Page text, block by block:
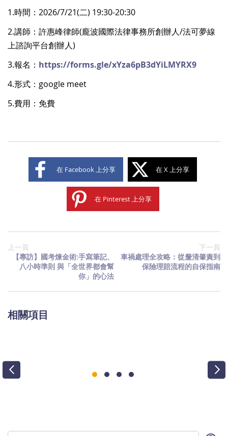
1.時間：2026/7/21(二) 19:30-20:30
2.講師：許惠峰律師(龐波國際法律事務所創辦人/法可夢線
上諮詢平台創辦人)
3.報名： https://forms.gle/xYza6pB3dYiLMYRX9
4.形式：google meet
5.費用：免費
在 Facebook 上分享 在 X 上分享
在 Pinterest 上分享
上一頁
【專訪】國考煉金術:手寫筆記、
八小時準則 與「全世界都會幫
你」的心法
下一頁
車禍處理全攻略：從釐清肇責到
保險理賠流程的自保指南
相關項目